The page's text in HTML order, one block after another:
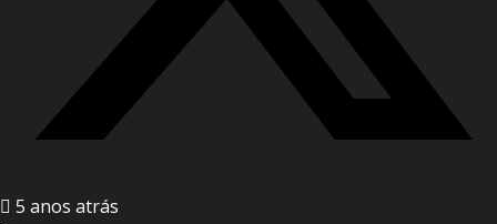
5 anos atrás